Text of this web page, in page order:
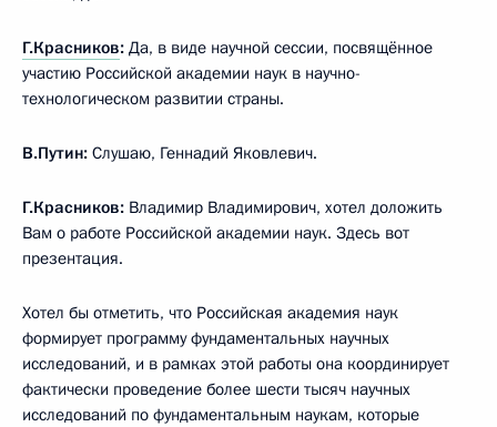
Г.Красников: Да, в виде научной сессии, посвящённое
участию Российской академии наук в научно-
технологическом развитии страны.
В.Путин: Слушаю, Геннадий Яковлевич.
Г.Красников: Владимир Владимирович, хотел доложить
Вам о работе Российской академии наук. Здесь вот
презентация.
Хотел бы отметить, что Российская академия наук
формирует программу фундаментальных научных
исследований, и в рамках этой работы она координирует
фактически проведение более шести тысяч научных
исследований по фундаментальным наукам, которые